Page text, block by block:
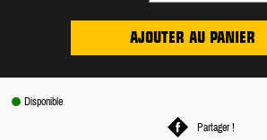
AJOUTER AU PANIER
Disponible
Partager !